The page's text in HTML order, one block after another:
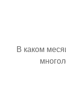
В каком